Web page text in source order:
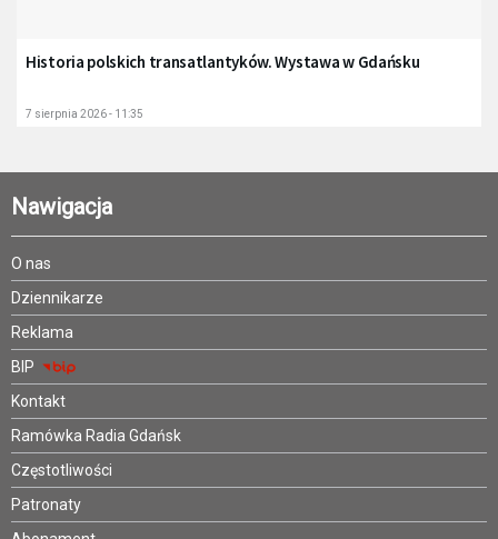
Historia polskich transatlantyków. Wystawa w Gdańsku
7 sierpnia 2026 - 11:35
Nawigacja
O nas
Dziennikarze
Reklama
BIP
Kontakt
Ramówka Radia Gdańsk
Częstotliwości
Patronaty